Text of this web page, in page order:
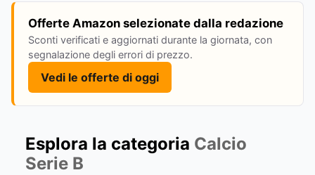
Offerte Amazon selezionate dalla redazione
Sconti verificati e aggiornati durante la giornata, con
segnalazione degli errori di prezzo.
Vedi le offerte di oggi
Esplora la categoria Calcio
Serie B